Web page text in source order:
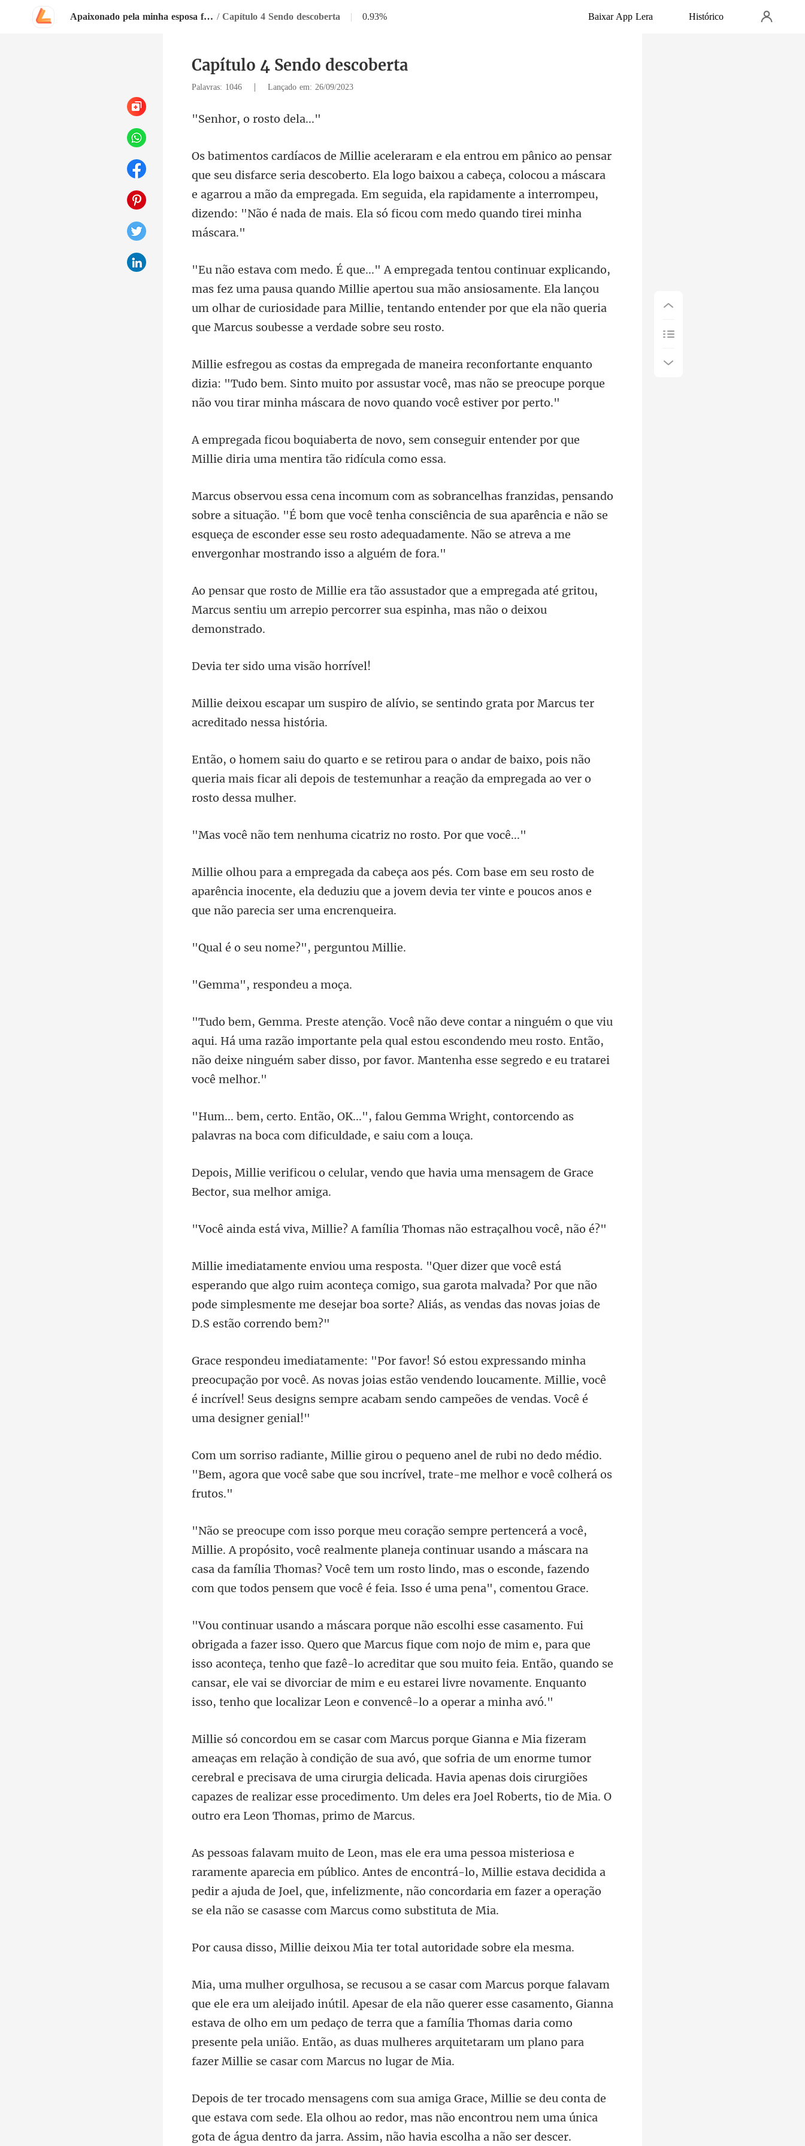
Apaixonado pela minha esposa feia / Capítulo 4 Sendo descoberta | 0.93% Baixar App Lera Histórico
Capítulo 4 Sendo descoberta
Palavras: 1046 | Lançado em: 26/09/2023
o rosto
scoberto. Ela logo baixou a cabeça, colocou a máscara
e agarrou a mão da empregada. Em seguida, ela rap
sa quando Millie apertou sua mão ansiosamente. Ela lançou
um olhar de curiosidade para Mill
dizia: "Tudo bem. Sinto muito por assustar você, mas não se preocupe po
sem conseguir entender por que
Millie d
ão. "É bom que você tenha consciência de sua aparência e não se
esqueça de esconder esse
e a empregada até gritou,
Marcus sentiu um arrepio
ido uma vis
e alívio, se sentindo grata por Ma
de baixo, pois não
queria mais ficar ali depois de teste
nhuma cicatriz no ro
eu rosto de
aparência inocente, ela deduziu que a jovem devia
nome?", perg
respondeu
Há uma razão importante pela qual estou escondendo meu rosto. Então,
não deixe
Gemma Wright, contorcendo as
palavras na
r, vendo que havia uma mensagem d
llie? A família Thomas nã
e algo ruim aconteça comigo, sua garota malvada? Por que não
pode simplesmente m
o por você. As novas joias estão vendendo loucamente. Millie, você
é incrível! S
e rubi no dedo médio.
"Bem, agora que você sabe que so
realmente planeja continuar usando a máscara na
casa da família Thomas? Você tem um rosto lindo
ojo de mim e, para que
isso aconteça, tenho que fazê-lo acreditar que sou muito feia. Então, quando se
cansar, ele vai se
que sofria de um enorme tumor
cerebral e precisava de uma cirurgia delicada. Havia apenas dois cirurgiões
capazes
blico. Antes de encontrá-lo, Millie estava decidida a
pedir a ajuda de Joel, que, infelizmente
deixou Mia ter total aut
e ela não querer esse casamento, Gianna
estava de olho em um pedaço de terra que a família Thomas daria como
presen
e
que estava com sede. Ela olhou ao redor, mas não encontrou nem uma única